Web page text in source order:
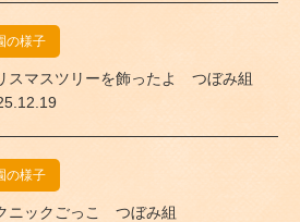
の様子
スマスツリーを飾ったよ つぼみ組
の様子
ニックごっこ つぼみ組